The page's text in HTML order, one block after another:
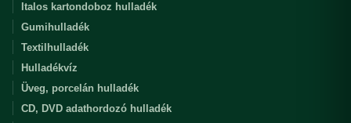
Italos kartondoboz hulladék
Gumihulladék
Textilhulladék
Hulladékvíz
Üveg, porcelán hulladék
CD, DVD adathordozó hulladék